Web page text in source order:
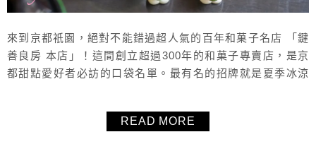
來到京都祇園，絕對不能錯過超人氣的百年和菓子名店 「鍵
善良房 本店」！這間創立超過300年的和菓子專賣店，是京
都甜點愛好者必訪的口袋名單。最有名的招牌就是夏季冰涼
糖蜜，一口清爽到心底。除了葛切，店內還提供多款經典日
式甜點，如 上生菓子、蕨餅、水羊羹 等，每一樣都細緻雅
READ MORE